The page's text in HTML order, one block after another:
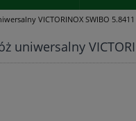
VICTORINOX SWIBO 5.8411
uniwersalny